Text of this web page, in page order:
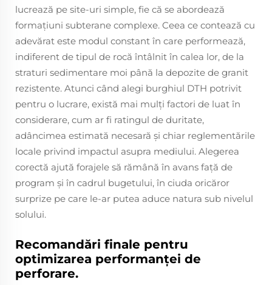
lucrează pe site-uri simple, fie că se abordează
formațiuni subterane complexe. Ceea ce contează cu
adevărat este modul constant în care performează,
indiferent de tipul de rocă întâlnit în calea lor, de la
straturi sedimentare moi până la depozite de granit
rezistente. Atunci când alegi burghiul DTH potrivit
pentru o lucrare, există mai mulți factori de luat în
considerare, cum ar fi ratingul de duritate,
adâncimea estimată necesară și chiar reglementările
locale privind impactul asupra mediului. Alegerea
corectă ajută forajele să rămână în avans față de
program și în cadrul bugetului, în ciuda oricăror
surprize pe care le-ar putea aduce natura sub nivelul
solului.
Recomandări finale pentru
optimizarea performanței de
perforare.